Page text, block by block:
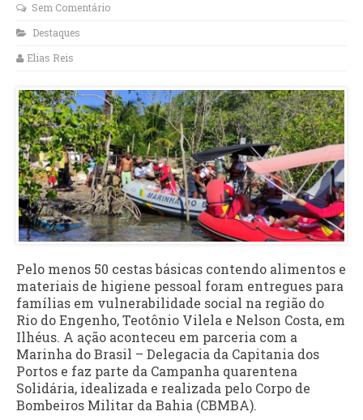
Sem Comentário
Destaques
Elias Reis
Pelo menos 50 cestas básicas contendo alimentos e
materiais de higiene pessoal foram entregues para
famílias em vulnerabilidade social na região do
Rio do Engenho, Teotônio Vilela e Nelson Costa, em
Ilhéus. A ação aconteceu em parceria com a
Marinha do Brasil – Delegacia da Capitania dos
Portos e faz parte da Campanha quarentena
Solidária, idealizada e realizada pelo Corpo de
Bombeiros Militar da Bahia (CBMBA).